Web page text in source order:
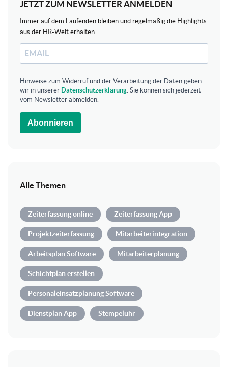
JETZT ZUM NEWSLETTER ANMELDEN
Immer auf dem Laufenden bleiben und regelmäßig die Highlights
aus der HR-Welt erhalten.
Hinweise zum Widerruf und der Verarbeitung der Daten geben
wir in unserer Datenschutzerklärung . Sie können sich jederzeit
vom Newsletter abmelden.
Abonnieren
Alle Themen
Zeiterfassung online Zeiterfassung App
Projektzeiterfassung Mitarbeiterintegration
Arbeitsplan Software Mitarbeiterplanung
Schichtplan erstellen
Personaleinsatzplanung Software
Dienstplan App Stempeluhr